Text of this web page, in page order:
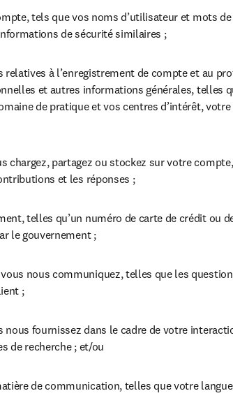
tels que vos noms d’utilisateur et mots
de sécurité similaires ;
relatives à l’enregistrement de compte et au
et autres informations générales, telles
de pratique et vos centres d’intérêt,
chargez, partagez ou stockez sur votre
et les réponses ;
telles qu’un numéro de carte de crédit ou
le gouvernement ;
nous communiquez, telles que les
;
nous fournissez dans le cadre de votre
de recherche ; et/ou
de communication, telles que votre